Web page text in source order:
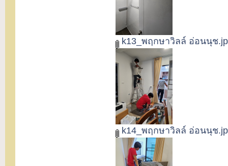
k13_พฤกษาวิลล์ อ่อนนุช
k14_พฤกษาวิลล์ อ่อนนุช